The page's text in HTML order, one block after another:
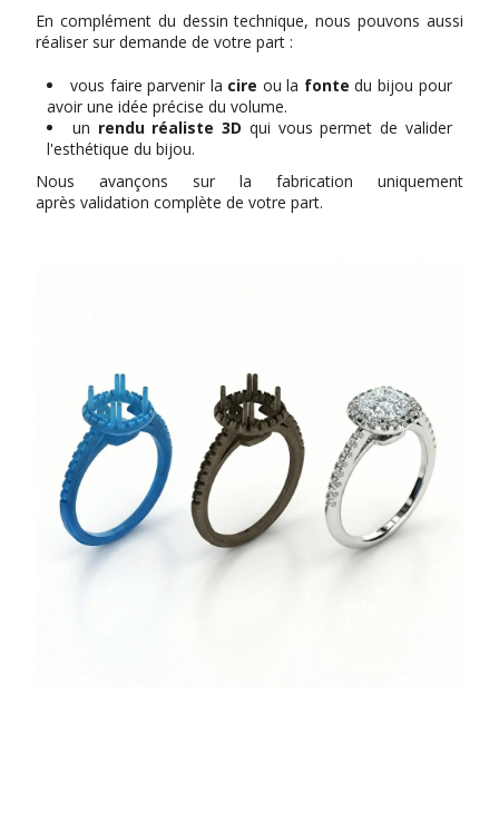
En complément du dessin technique, nous pouvons aussi
réaliser sur demande de votre part :
vous faire parvenir la cire ou la fonte du bijou pour
avoir une idée précise du volume.
un rendu réaliste 3D qui vous permet de valider
l'esthétique du bijou.
Nous avançons sur la fabrication uniquement
après validation complète de votre part.